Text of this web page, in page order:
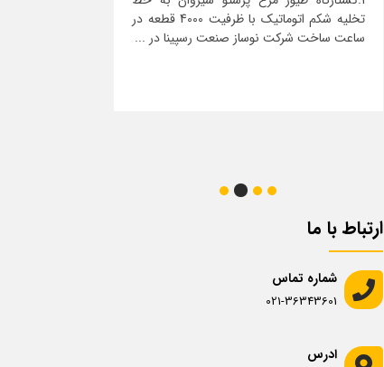
کشتارگاه طیور مرغ پا طلایی کارزان در ایلام با
ظرفیت 4000 قطعه نصب و آماده راه اندازی
ارتباط با ما
شماره تماس
021-36343601
ادرس